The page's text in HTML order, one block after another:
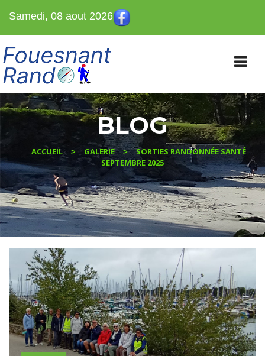
Samedi, 08 aout 2026
BLOG
ACCUEIL > GALERIE >
SORTIES RANDONNÉE SANTÉ
SEPTEMBRE 2025